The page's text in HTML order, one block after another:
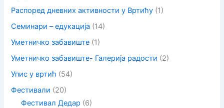
Распоред дневних активности у Вртићу (1)
Семинари – едукација (14)
Уметничко забавиште (1)
Уметничко забавиште- Галерија радости (2)
Упис у вртић (54)
Фестивали (20)
Фестивал Дедар (6)